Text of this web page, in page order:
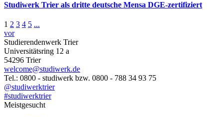
Studiwerk Trier als dritte deutsche Mensa DGE-zertifiziert
1 2 3 4 5 ...
vor
Studierendenwerk Trier
Universitätsring 12 a
54296 Trier
welcome@studiwerk.de
Tel.: 0800 - studiwerk bzw. 0800 - 788 34 93 75
@studiwerktrier
#studiwerktrier
Meistgesucht